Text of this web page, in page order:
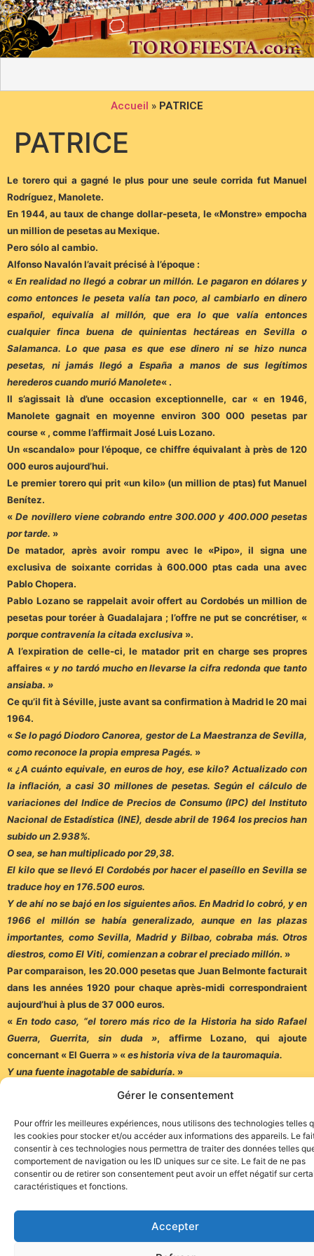
Gérer le consentement
Pour offrir les meilleures expériences, nous utilisons des technologies telles
les cookies pour stocker et/ou accéder aux informations des appareils. Le
consentir à ces technologies nous permettra de traiter des données telles
comportement de navigation ou les ID uniques sur ce site. Le fait de ne pas
consentir ou de retirer son consentement peut avoir un effet négatif sur
caractéristiques et fonctions.
Accepter
Accueil » PATRICE
PATRICE
Le torero qui a gagné le plus pour une seule corrida fut Manuel
Rodríguez, Manolete.
En 1944, au taux de change dollar-peseta, le «Monstre» empocha
un million de pesetas au Mexique.
Pero sólo al cambio.
Alfonso Navalón l’avait précisé à l’époque :
« En realidad no llegó a cobrar un millón. Le pagaron en dólares y
como entonces le peseta valía tan poco, al cambiarlo en dinero
español, equivalía al millón, que era lo que valía entonces
cualquier finca buena de quinientas hectáreas en Sevilla o
Salamanca. Lo que pasa es que ese dinero ni se hizo nunca
pesetas, ni jamás llegó a España a manos de sus legítimos
herederos cuando murió Manolete« .
Il s’agissait là d’une occasion exceptionnelle, car « en 1946,
Manolete gagnait en moyenne environ 300 000 pesetas par
course « , comme l’affirmait José Luis Lozano.
Un «scandalo» pour l’époque, ce chiffre équivalant à près de 120
000 euros aujourd’hui.
Le premier torero qui prit «un kilo» (un million de ptas) fut Manuel
Benítez.
«De novillero viene cobrando entre 300.000 y 400.000 pesetas
por tarde. »
De matador, après avoir rompu avec le «Pipo», il signa une
exclusiva de soixante corridas à 600.000 ptas cada una avec
Pablo Chopera.
Pablo Lozano se rappelait avoir offert au Cordobés un million de
pesetas pour toréer à Guadalajara ; l’offre ne put se concrétiser, «
porque contravenía la citada exclusiva ».
A l’expiration de celle-ci, le matador prit en charge ses propres
affaires « y no tardó mucho en llevarse la cifra redonda que tanto
ansiaba. »
Ce qu’il fit à Séville, juste avant sa confirmation à Madrid le 20 mai
1964.
«Se lo pagó Diodoro Canorea, gestor de La Maestranza de Sevilla,
como reconoce la propia empresa Pagés. »
« ¿A cuánto equivale, en euros de hoy, ese kilo? Actualizado con
la inflación, a casi 30 millones de pesetas. Según el cálculo de
variaciones del Indice de Precios de Consumo (IPC) del Instituto
Nacional de Estadística (INE), desde abril de 1964 los precios han
subido un 2.938%.
O sea, se han multiplicado por 29,38.
El kilo que se llevó El Cordobés por hacer el paseíllo en Sevilla se
traduce hoy en 176.500 euros.
Y de ahí no se bajó en los siguientes años. En Madrid lo cobró, y en
1966 el millón se había generalizado, aunque en las plazas
importantes, como Sevilla, Madrid y Bilbao, cobraba más. Otros
diestros, como El Viti, comienzan a cobrar el preciado millón. »
Par comparaison, les 20.000 pesetas que Juan Belmonte facturait
dans les années 1920 pour chaque après-midi correspondraient
aujourd’hui à plus de 37 000 euros.
« En todo caso, “el torero más rico de la Historia ha sido Rafael
Guerra, Guerrita, sin duda », affirme Lozano, qui ajoute
concernant « El Guerra » «es historia viva de la tauromaquia.
Y una fuente inagotable de sabiduría. »
Sources : Tauroeconomia/Juanma Lamet
Site de l'association TOROFIESTA